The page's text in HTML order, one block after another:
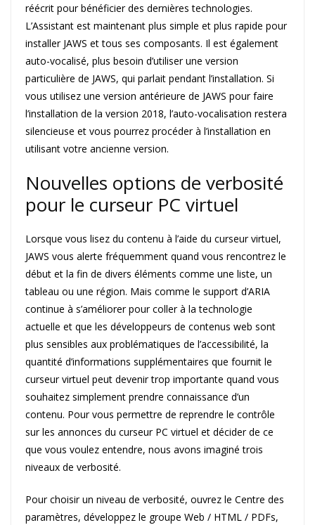
réécrit pour bénéficier des dernières technologies.
L’Assistant est maintenant plus simple et plus rapide pour
installer JAWS et tous ses composants. Il est également
auto-vocalisé, plus besoin d’utiliser une version
particulière de JAWS, qui parlait pendant l’installation. Si
vous utilisez une version antérieure de JAWS pour faire
l’installation de la version 2018, l’auto-vocalisation restera
silencieuse et vous pourrez procéder à l’installation en
utilisant votre ancienne version.
Nouvelles options de verbosité
pour le curseur PC virtuel
Lorsque vous lisez du contenu à l’aide du curseur virtuel,
JAWS vous alerte fréquemment quand vous rencontrez le
début et la fin de divers éléments comme une liste, un
tableau ou une région. Mais comme le support d’ARIA
continue à s’améliorer pour coller à la technologie
actuelle et que les développeurs de contenus web sont
plus sensibles aux problématiques de l’accessibilité, la
quantité d’informations supplémentaires que fournit le
curseur virtuel peut devenir trop importante quand vous
souhaitez simplement prendre connaissance d’un
contenu. Pour vous permettre de reprendre le contrôle
sur les annonces du curseur PC virtuel et décider de ce
que vous voulez entendre, nous avons imaginé trois
niveaux de verbosité.
Pour choisir un niveau de verbosité, ouvrez le Centre des
paramètres, développez le groupe Web / HTML / PDFs,